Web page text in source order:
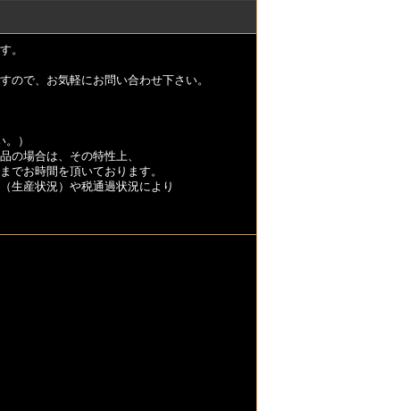
。
ので、お気軽にお問い合わせ下さい。
）
の場合は、その特性上、
でお時間を頂いております。
生産状況）や税通過状況により